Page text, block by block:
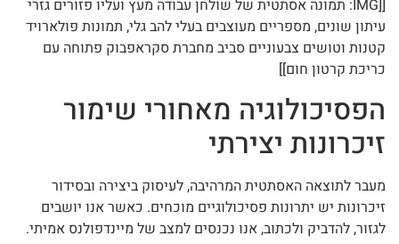
[[IMG: תמונה אסתטית של שולחן עבודה מעץ ועליו פזורים גזרי
עיתון שונים, מספריים מעוצבים בעלי להב גלי, תמונות פולארויד
קטנות וטושים צבעוניים סביב מחברת סקראפבוק פתוחה עם
כריכת קרטון חום]]
הפסיכולוגיה מאחורי שימור
זיכרונות יצירתי
מעבר לתוצאה האסתטית המרהיבה, לעיסוק ביצירה ובסידור
זיכרונות יש יתרונות פסיכולוגיים מוכחים. כאשר אנו יושבים
לגזור, להדביק ולכתוב, אנו נכנסים למצב של מיינדפולנס אמיתי.